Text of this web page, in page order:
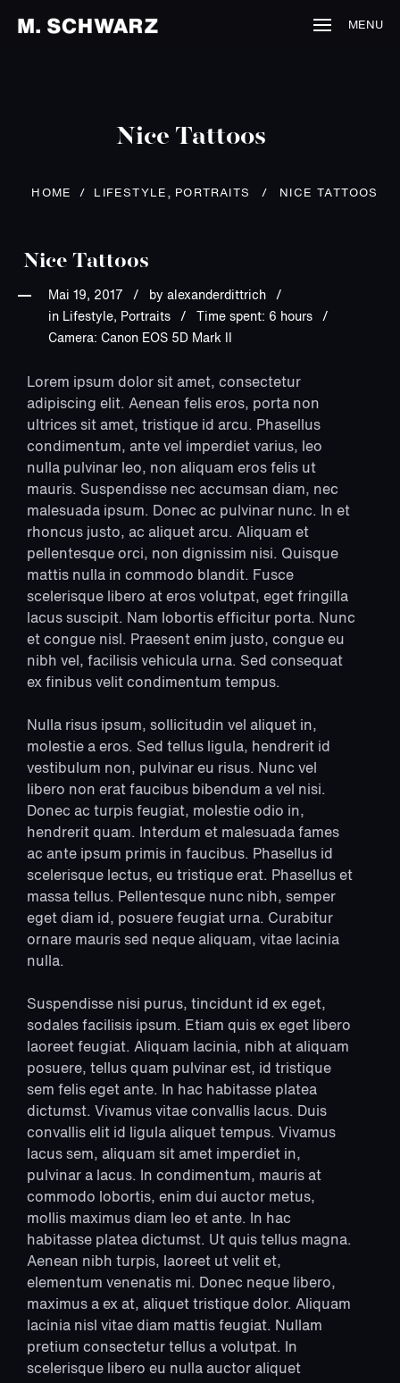
MENU
Nice Tattoos
HOME / LIFESTYLE , PORTRAITS / NICE TATTOOS
Nice Tattoos
Mai 19, 2017 by alexanderdittrich
in Lifestyle, Portraits
Time spent: 6 hours
Camera: Canon EOS 5D Mark II
Lorem ipsum dolor sit amet, consectetur
adipiscing elit. Aenean felis eros, porta non
ultrices sit amet, tristique id arcu. Phasellus
condimentum, ante vel imperdiet varius, leo
nulla pulvinar leo, non aliquam eros felis ut
mauris. Suspendisse nec accumsan diam, nec
malesuada ipsum. Donec ac pulvinar nunc. In et
rhoncus justo, ac aliquet arcu. Aliquam et
pellentesque orci, non dignissim nisi. Quisque
mattis nulla in commodo blandit. Fusce
scelerisque libero at eros volutpat, eget fringilla
lacus suscipit. Nam lobortis efficitur porta. Nunc
et congue nisl. Praesent enim justo, congue eu
nibh vel, facilisis vehicula urna. Sed consequat
ex finibus velit condimentum tempus.
Nulla risus ipsum, sollicitudin vel aliquet in,
molestie a eros. Sed tellus ligula, hendrerit id
vestibulum non, pulvinar eu risus. Nunc vel
libero non erat faucibus bibendum a vel nisi.
Donec ac turpis feugiat, molestie odio in,
hendrerit quam. Interdum et malesuada fames
ac ante ipsum primis in faucibus. Phasellus id
scelerisque lectus, eu tristique erat. Phasellus et
massa tellus. Pellentesque nunc nibh, semper
eget diam id, posuere feugiat urna. Curabitur
ornare mauris sed neque aliquam, vitae lacinia
nulla.
Suspendisse nisi purus, tincidunt id ex eget,
sodales facilisis ipsum. Etiam quis ex eget libero
laoreet feugiat. Aliquam lacinia, nibh at aliquam
posuere, tellus quam pulvinar est, id tristique
sem felis eget ante. In hac habitasse platea
dictumst. Vivamus vitae convallis lacus. Duis
convallis elit id ligula aliquet tempus. Vivamus
lacus sem, aliquam sit amet imperdiet in,
pulvinar a lacus. In condimentum, mauris at
commodo lobortis, enim dui auctor metus,
mollis maximus diam leo et ante. In hac
habitasse platea dictumst. Ut quis tellus magna.
Aenean nibh turpis, laoreet ut velit et,
elementum venenatis mi. Donec neque libero,
maximus a ex at, aliquet tristique dolor. Aliquam
lacinia nisl vitae diam mattis feugiat. Nullam
pretium consectetur tellus a volutpat. In
scelerisque libero eu nulla auctor aliquet